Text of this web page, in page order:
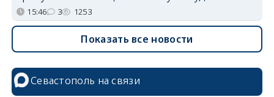
15:46 3 1253
Показать все новости
Севастополь на связи